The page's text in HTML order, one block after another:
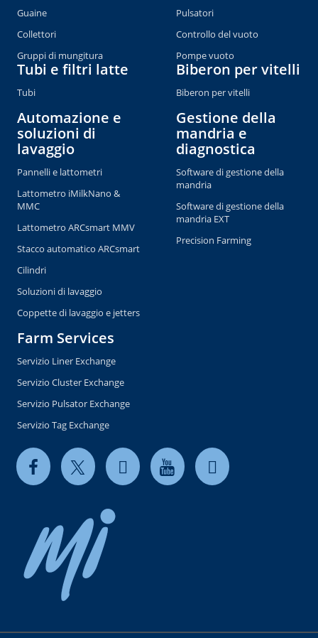
Guaine
Collettori
Gruppi di mungitura
Tubi e filtri latte
Tubi
Pulsatori
Controllo del vuoto
Pompe vuoto
Biberon per vitelli
Biberon per vitelli
Automazione e
soluzioni di
lavaggio
Pannelli e lattometri
Lattometro iMilkNano &
MMC
Lattometro ARCsmart MMV
Stacco automatico ARCsmart
Cilindri
Soluzioni di lavaggio
Coppette di lavaggio e jetters
Gestione della
mandria e
diagnostica
Software di gestione della
mandria
Software di gestione della
mandria EXT
Precision Farming
Farm Services
Servizio Liner Exchange
Servizio Cluster Exchange
Servizio Pulsator Exchange
Servizio Tag Exchange